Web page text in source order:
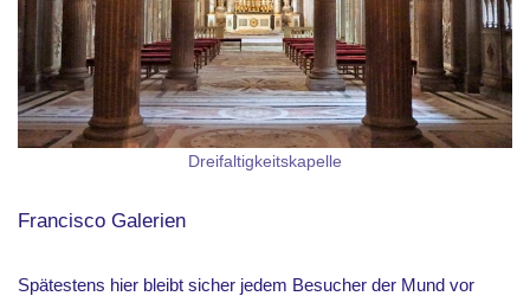
Dreifaltigkeitskapelle
Francisco Galerien
Spätestens hier bleibt sicher jedem Besucher der Mund vor